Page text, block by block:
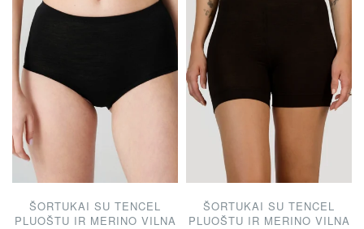
ŠORTUKAI SU TENCEL
PLUOŠTU IR MERINO VILNA
ŠORTUKAI SU TENCEL
PLUOŠTU IR MERINO VILNA